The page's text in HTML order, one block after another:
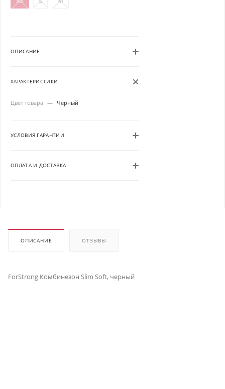
ОПИСАНИЕ
ХАРАКТЕРИСТИКИ
Цвет товара — Черный
УСЛОВИЯ ГАРАНТИИ
ОПЛАТА И ДОСТАВКА
ОПИСАНИЕ ОТЗЫВЫ
ForStrong Комбинезон Slim Soft, черный